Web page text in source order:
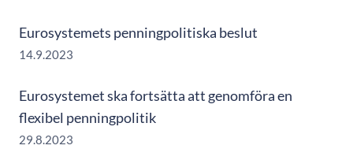
Eurosystemets penningpolitiska beslut
14.9.2023
Eurosystemet ska fortsätta att genomföra en
flexibel penningpolitik
29.8.2023